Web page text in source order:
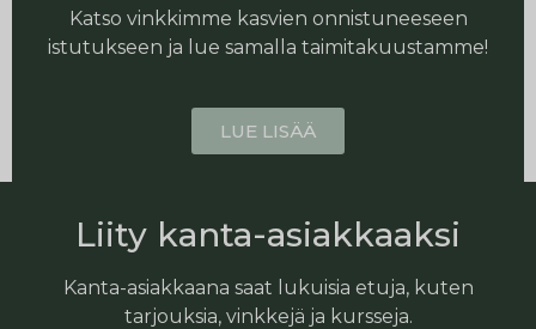
Katso vinkkimme kasvien onnistuneeseen
istutukseen ja lue samalla taimitakuustamme!
LUE LISÄÄ
Liity kanta-asiakkaaksi
Kanta-asiakkaana saat lukuisia etuja, kuten
tarjouksia, vinkkejä ja kursseja.